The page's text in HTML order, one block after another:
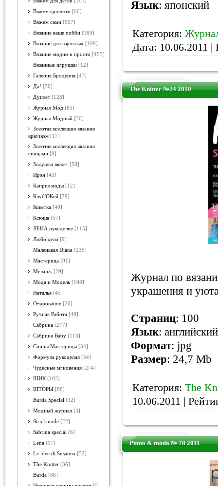
Вяжем крючком [66]
Вяжем сами [507]
Вязание ваше хобби [180]
Вязание для взрослых [199]
Вязание модно и просто [457]
Вязанные игрушки [12]
Галерия Бродерия [47]
Да! [30]
Дуплет [128]
Журнал Мод [85]
Журнал Модный [30]
Золотая коллекция вязания
крючком [17]
Золотая коллекция вязания
спицами [9]
Золушка вяжет [58]
Ирэн [43]
Каприз моды [12]
Клуб'ОКей [79]
Кокетка [40]
Ксюша [57]
ЛЕНА рукоделие [115]
Любо дело [9]
Маленькая Diana [235]
Мастерица [91]
Меланж [29]
Мода и Модель [108]
Наталья [45]
Очарование [20]
Ручная Работа [40]
Сабрина [277]
Сабрина Baby [113]
Спицы Мастерицы [34]
Формула рукоделия [54]
Чудесные мгновения [274]
ШИК [103]
ШТОРЫ [88]
Burda Special [32]
Модный журнал [4]
Strickmode [22]
Sabrina special [6]
Lena [17]
Le idee di Susanna [52]
The Knitter [36]
Burda [86]
Язык: японский
Категория:
Дата: 10.06.2011 |
The Knitter №24 2010
Журнал по
украшения и
Страниц: 100
Язык: английский
Формат: jpg
Размер: 24,7 Mb
Категория: The
10.06.2011 |
Punto & moda № 78 2011